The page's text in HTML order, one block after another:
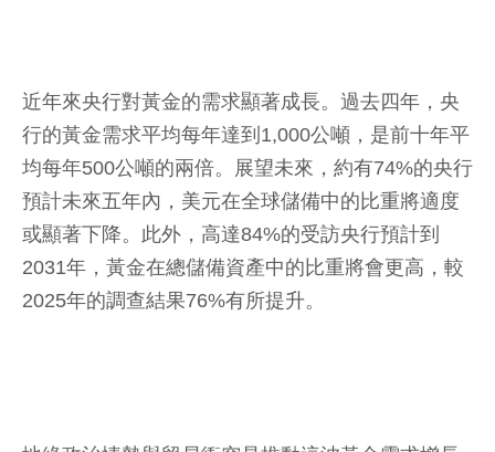
近年來央行對黃金的需求顯著成長。過去四年，央
行的黃金需求平均每年達到1,000公噸，是前十年平
均每年500公噸的兩倍。展望未來，約有74%的央行
預計未來五年內，美元在全球儲備中的比重將適度
或顯著下降。此外，高達84%的受訪央行預計到
2031年，黃金在總儲備資產中的比重將會更高，較
2025年的調查結果76%有所提升。